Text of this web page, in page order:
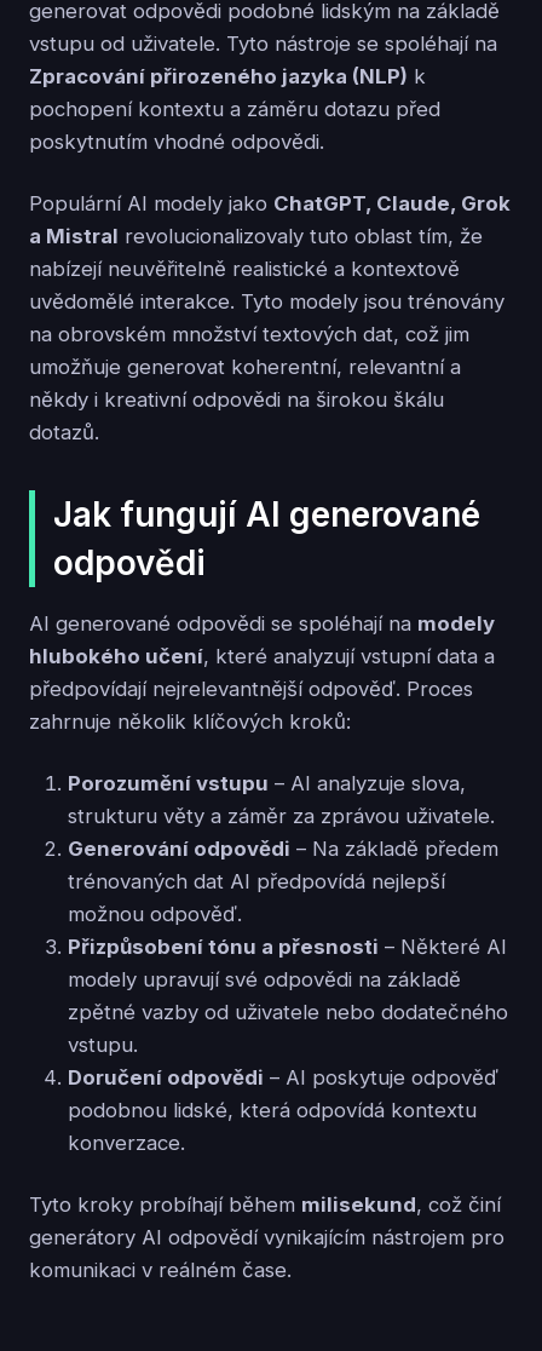
generovat odpovědi podobné lidským na základě
vstupu od uživatele. Tyto nástroje se spoléhají na
Zpracování přirozeného jazyka (NLP) k
pochopení kontextu a záměru dotazu před
poskytnutím vhodné odpovědi.
Populární AI modely jako ChatGPT, Claude, Grok
a Mistral revolucionalizovaly tuto oblast tím, že
nabízejí neuvěřitelně realistické a kontextově
uvědomělé interakce. Tyto modely jsou trénovány
na obrovském množství textových dat, což jim
umožňuje generovat koherentní, relevantní a
někdy i kreativní odpovědi na širokou škálu
dotazů.
Jak fungují AI generované
odpovědi
AI generované odpovědi se spoléhají na modely
hlubokého učení, které analyzují vstupní data a
předpovídají nejrelevantnější odpověď. Proces
zahrnuje několik klíčových kroků:
Porozumění vstupu – AI analyzuje slova,
strukturu věty a záměr za zprávou uživatele.
Generování odpovědi – Na základě předem
trénovaných dat AI předpovídá nejlepší
možnou odpověď.
Přizpůsobení tónu a přesnosti – Některé AI
modely upravují své odpovědi na základě
zpětné vazby od uživatele nebo dodatečného
vstupu.
Doručení odpovědi – AI poskytuje odpověď
podobnou lidské, která odpovídá kontextu
konverzace.
Tyto kroky probíhají během milisekund, což činí
generátory AI odpovědí vynikajícím nástrojem pro
komunikaci v reálném čase.